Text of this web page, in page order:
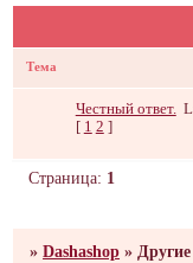
Тема
Честный ответ.
[ 1 2 ]
Страница: 1
»Dashashop »